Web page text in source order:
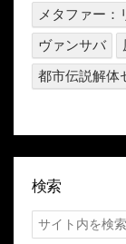
メタファー：
ヴァンサバ
都市伝説解体
検索
検
索